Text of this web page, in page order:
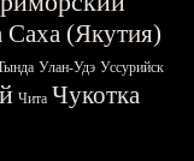
Саха (Якутия)
Улан-Удэ Уссурийск
Чита Чукотка